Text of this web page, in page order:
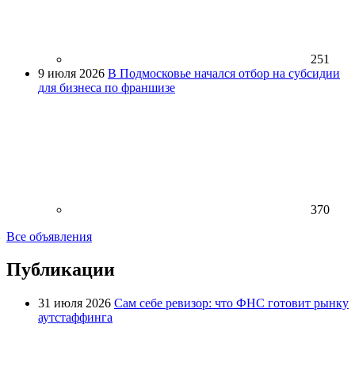
251
9 июля 2026 В Подмосковье начался отбор на субсидии
для бизнеса по франшизе
370
Все объявления
Публикации
31 июля 2026 Сам себе ревизор: что ФНС готовит рынку
аутстаффинга